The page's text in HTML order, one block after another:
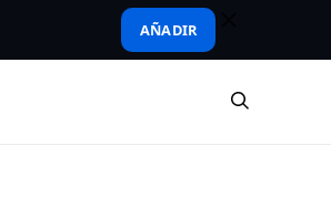
AÑADIR